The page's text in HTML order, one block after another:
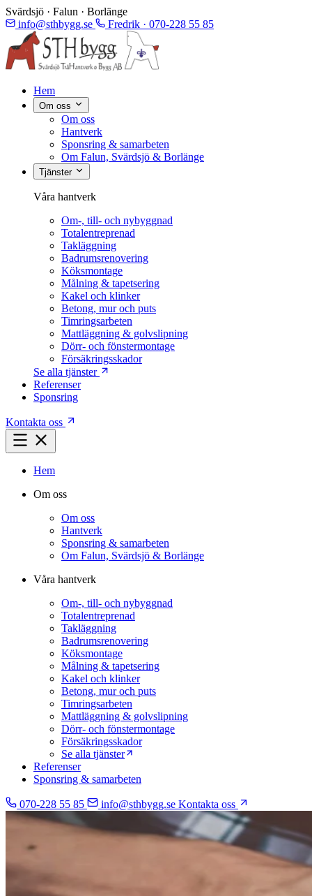
Svärdsjö · Falun · Borlänge
info@sthbygg.se
Fredrik · 070-228 55 85
Hem
Om oss
Om oss
Hantverk
Sponsring & samarbeten
Om Falun, Svärdsjö & Borlänge
Tjänster
Våra hantverk
Om-, till- och nybyggnad
Totalentreprenad
Takläggning
Badrumsrenovering
Köksmontage
Målning & tapetsering
Kakel och klinker
Betong, mur och puts
Timringsarbeten
Mattläggning & golvslipning
Dörr- och fönstermontage
Försäkringsskador
Se alla tjänster
Referenser
Sponsring
Kontakta oss
Hem
Om oss
Om oss
Hantverk
Sponsring & samarbeten
Om Falun, Svärdsjö & Borlänge
Våra hantverk
Om-, till- och nybyggnad
Totalentreprenad
Takläggning
Badrumsrenovering
Köksmontage
Målning & tapetsering
Kakel och klinker
Betong, mur och puts
Timringsarbeten
Mattläggning & golvslipning
Dörr- och fönstermontage
Försäkringsskador
Se alla tjänster
Referenser
Sponsring & samarbeten
070-228 55 85 info@sthbygg.se Kontakta oss